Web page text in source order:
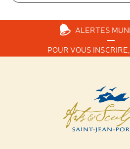
ALERTES
POUR VOUS INSCRIRE,